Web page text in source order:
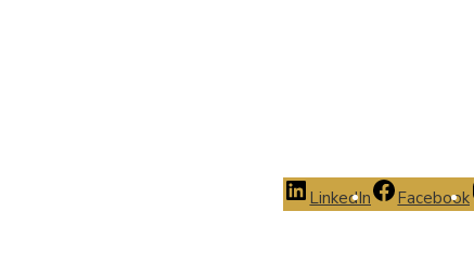
LinkedIn Facebook